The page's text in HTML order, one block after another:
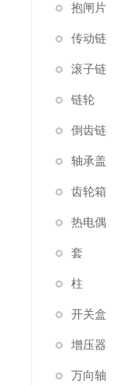
抱闸片
传动链
滚子链
链轮
倒齿链
轴承盖
齿轮箱
热电偶
套
柱
开关盒
增压器
万向轴